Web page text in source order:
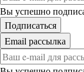
Вы успешно